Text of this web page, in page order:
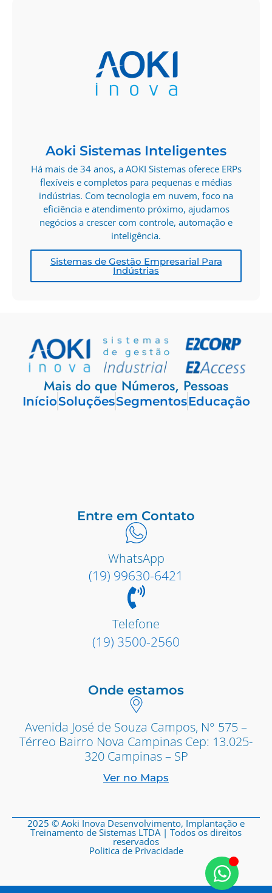
Aoki Sistemas Inteligentes
Há mais de 34 anos, a AOKI Sistemas oferece ERPs
flexíveis e completos para pequenas e médias
indústrias. Com tecnologia em nuvem, foco na
eficiência e atendimento próximo, ajudamos
negócios a crescer com controle, automação e
inteligência.
Sistemas de Gestão Empresarial Para
Indústrias
Mais do que Números, Pessoas
InícioSoluçõesSegmentosEducação
Entre em Contato
WhatsApp
(19) 99630-6421
Telefone
(19) 3500-2560
Onde estamos
Avenida José de Souza Campos, N° 575 –
Térreo Bairro Nova Campinas Cep: 13.025-
320 Campinas – SP
Ver no Maps
2025 © Aoki Inova Desenvolvimento, Implantação e
Treinamento de Sistemas LTDA | Todos os direitos
reservados
Politica de Privacidade